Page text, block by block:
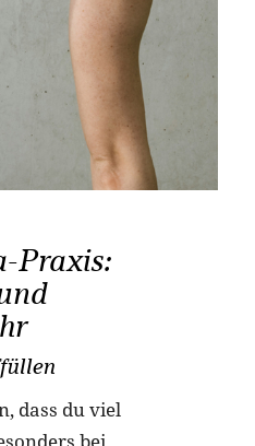
Praxis:
dass du viel